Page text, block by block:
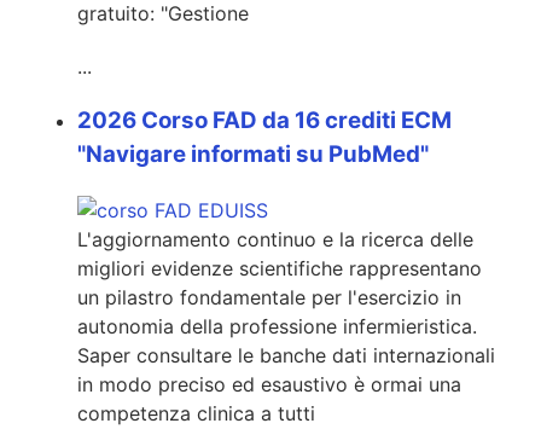
gratuito: "Gestione
...
2026 Corso FAD da 16 crediti ECM
"Navigare informati su PubMed"
L'aggiornamento continuo e la ricerca delle
migliori evidenze scientifiche rappresentano
un pilastro fondamentale per l'esercizio in
autonomia della professione infermieristica.
Saper consultare le banche dati internazionali
in modo preciso ed esaustivo è ormai una
competenza clinica a tutti